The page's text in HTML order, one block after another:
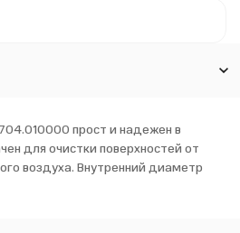
прост и надежен в
для очистки поверхностей от
воздуха. Внутренний диаметр